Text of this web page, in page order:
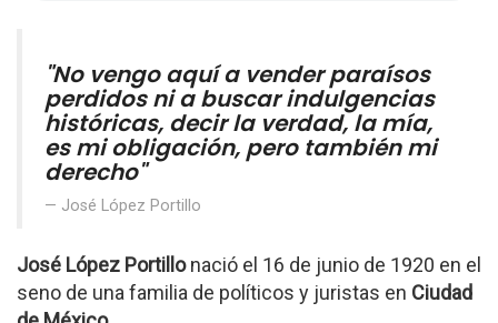
"No vengo aquí a vender paraísos
perdidos ni a buscar indulgencias
históricas, decir la verdad, la mía,
es mi obligación, pero también mi
derecho"
José López Portillo
José López Portillonació el 16 de junio de 1920 en el
seno de una familia de políticos y juristas en Ciudad